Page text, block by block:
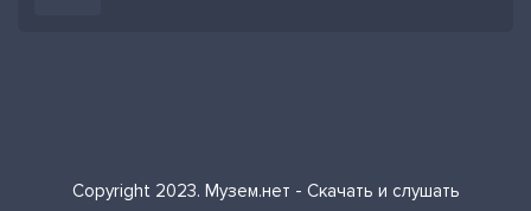
Copyright 2023. Музем.нет - Скачать и слушать